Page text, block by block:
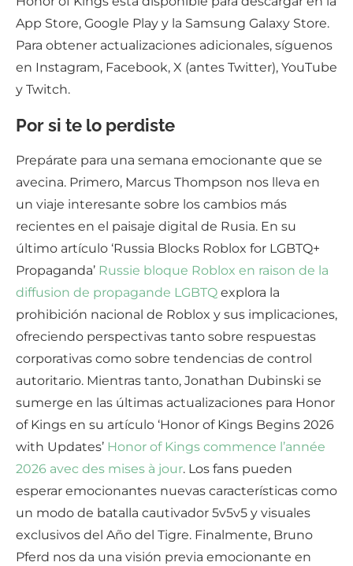
App Store, Google Play y la Samsung Galaxy Store.
Para obtener actualizaciones adicionales, síguenos
en Instagram, Facebook, X (antes Twitter), YouTube
y Twitch.
Por si te lo perdiste
Prepárate para una semana emocionante que se
avecina. Primero, Marcus Thompson nos lleva en
un viaje interesante sobre los cambios más
recientes en el paisaje digital de Rusia. En su
último artículo ‘Russia Blocks Roblox for LGBTQ+
Propaganda’ Russie bloque Roblox en raison de la
diffusion de propagande LGBTQ explora la
prohibición nacional de Roblox y sus implicaciones,
ofreciendo perspectivas tanto sobre respuestas
corporativas como sobre tendencias de control
autoritario. Mientras tanto, Jonathan Dubinski se
sumerge en las últimas actualizaciones para Honor
of Kings en su artículo ‘Honor of Kings Begins 2026
with Updates’ Honor of Kings commence l’année
2026 avec des mises à jour. Los fans pueden
esperar emocionantes nuevas características como
un modo de batalla cautivador 5v5v5 y visuales
exclusivos del Año del Tigre. Finalmente, Bruno
Pferd nos da una visión previa emocionante en